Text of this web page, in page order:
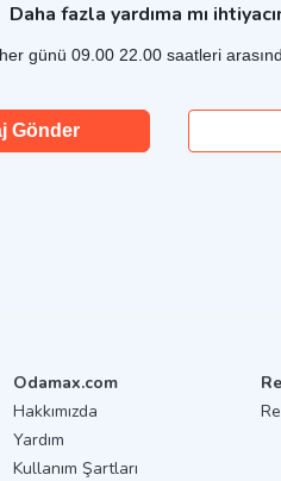
Daha fazla yardıma mı
günü 09.00 22.00 saatleri
Gönder
Odamax.com
Hakkımızda
Yardım
Kullanım Şartları